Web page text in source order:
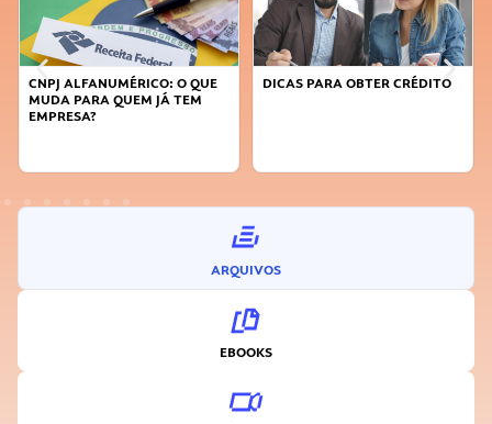
CNPJ ALFANUMÉRICO: O QUE
MUDA PARA QUEM JÁ TEM
EMPRESA?
DICAS PARA OBTER CRÉDITO
ARQUIVOS
EBOOKS